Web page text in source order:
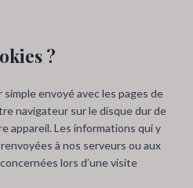
?
envoyé avec les pages de
navigateur sur le disque dur de
appareil. Les informations qui y
à nos serveurs ou aux
lors d’une visite